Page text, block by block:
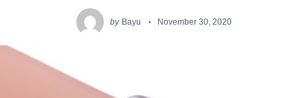
by Bayu November 30, 2020